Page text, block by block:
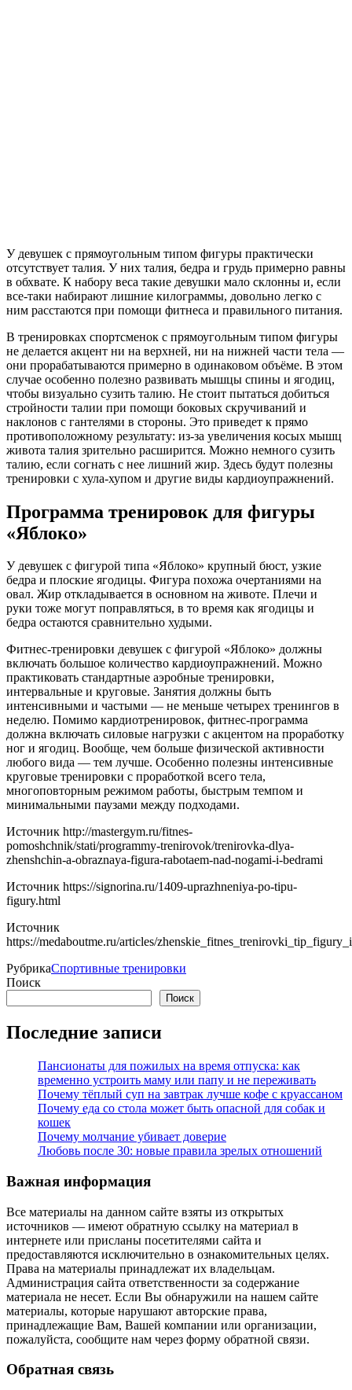
У девушек с прямоугольным типом фигуры практически
отсутствует талия. У них талия, бедра и грудь примерно равны
в обхвате. К набору веса такие девушки мало склонны и, если
все-таки набирают лишние килограммы, довольно легко с
ним расстаются при помощи фитнеса и правильного питания.
В тренировках спортсменок с прямоугольным типом фигуры
не делается акцент ни на верхней, ни на нижней части тела —
они прорабатываются примерно в одинаковом объёме. В этом
случае особенно полезно развивать мышцы спины и ягодиц,
чтобы визуально сузить талию. Не стоит пытаться добиться
стройности талии при помощи боковых скручиваний и
наклонов с гантелями в стороны. Это приведет к прямо
противоположному результату: из-за увеличения косых мышц
живота талия зрительно расширится. Можно немного сузить
талию, если согнать с нее лишний жир. Здесь будут полезны
тренировки с хула-хупом и другие виды кардиоупражнений.
Программа тренировок для фигуры
«Яблоко»
У девушек с фигурой типа «Яблоко» крупный бюст, узкие
бедра и плоские ягодицы. Фигура похожа очертаниями на
овал. Жир откладывается в основном на животе. Плечи и
руки тоже могут поправляться, в то время как ягодицы и
бедра остаются сравнительно худыми.
Фитнес-тренировки девушек с фигурой «Яблоко» должны
включать большое количество кардиоупражнений. Можно
практиковать стандартные аэробные тренировки,
интервальные и круговые. Занятия должны быть
интенсивными и частыми — не меньше четырех тренингов в
неделю. Помимо кардиотренировок, фитнес-программа
должна включать силовые нагрузки с акцентом на проработку
ног и ягодиц. Вообще, чем больше физической активности
любого вида — тем лучше. Особенно полезны интенсивные
круговые тренировки с проработкой всего тела,
многоповторным режимом работы, быстрым темпом и
минимальными паузами между подходами.
Источник http://mastergym.ru/fitnes-
pomoshchnik/stati/programmy-trenirovok/trenirovka-dlya-
zhenshchin-a-obraznaya-figura-rabotaem-nad-nogami-i-bedrami
Источник https://signorina.ru/1409-uprazhneniya-po-tipu-
figury.html
Источник
https://medaboutme.ru/articles/
РубрикаСпортивные тренировки
Поиск
Поиск
Последние записи
Пансионаты для пожилых на время отпуска: как
временно устроить маму или папу и не переживать
Почему тёплый суп на завтрак лучше кофе с круассаном
Почему еда со стола может быть опасной для собак и
кошек
Почему молчание убивает доверие
Любовь после 30: новые правила зрелых отношений
Важная информация
Все материалы на данном сайте взяты из открытых
источников — имеют обратную ссылку на материал в
интернете или присланы посетителями сайта и
предоставляются исключительно в ознакомительных целях.
Права на материалы принадлежат их владельцам.
Администрация сайта ответственности за содержание
материала не несет. Если Вы обнаружили на нашем сайте
материалы, которые нарушают авторские права,
принадлежащие Вам, Вашей компании или организации,
пожалуйста, сообщите нам через форму обратной связи.
Обратная связь